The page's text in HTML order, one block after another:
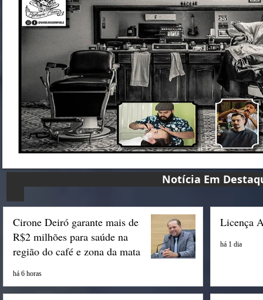
Notícia Em
Cirone Deiró garante mais de
R$2 milhões para saúde na
região do café e zona da mata
há 6 horas
Licença
há 1 dia